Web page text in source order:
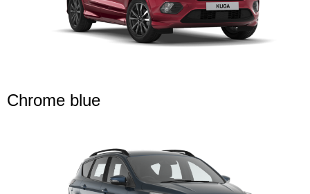
Chrome blue